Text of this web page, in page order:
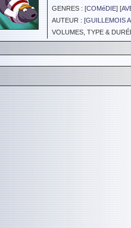
GENRES : [COMéDIE] [
AUTEUR : [GUILLEMOIS
VOLUMES, TYPE &